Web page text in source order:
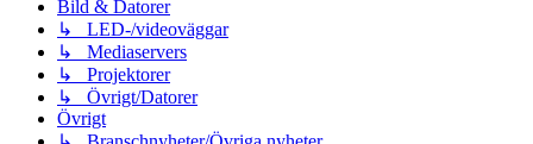
Bild & Datorer
↳ LED-/videoväggar
↳ Mediaservers
↳ Projektorer
↳ Övrigt/Datorer
Övrigt